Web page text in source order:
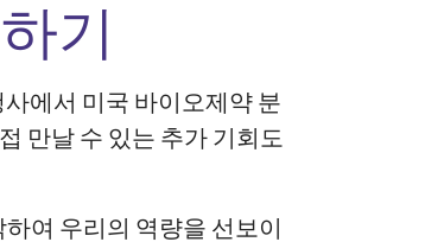
기
사에서 미국 바이오제약 분
만날 수 있는 추가 기회도
하여 우리의 역량을 선보이